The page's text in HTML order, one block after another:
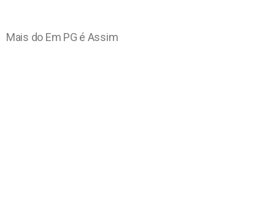
Mais do Em PG é Assim